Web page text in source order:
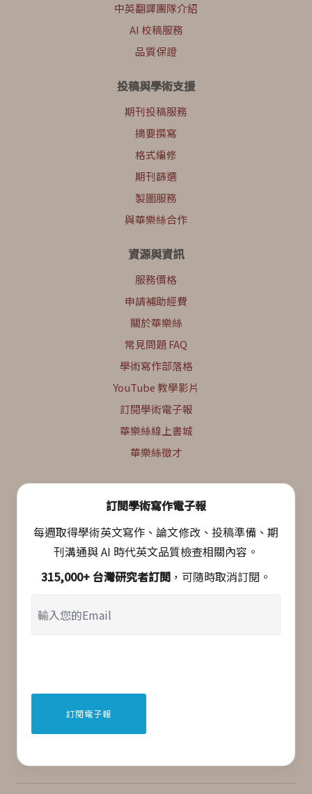
中英翻譯團隊介紹
AI 校稿服務
品質保證
投稿與學術支援
期刊投稿服務
摘要撰寫
格式編修
期刊篩選
製圖服務
與華樂絲合作
資源與資訊
服務價格
申請補助經費
關於華樂絲
常見問題 FAQ
學術寫作部落格
YouTube 教學影片
訂閱學術電子報
華樂絲線上書城
華樂絲徵才
訂閱學術寫作電子報
每週取得學術英文寫作、論文修改、投稿準備、期
刊溝通與 AI 時代英文品質檢查相關內容。
315,000+ 台灣研究者訂閱 ，可隨時取消訂閱。